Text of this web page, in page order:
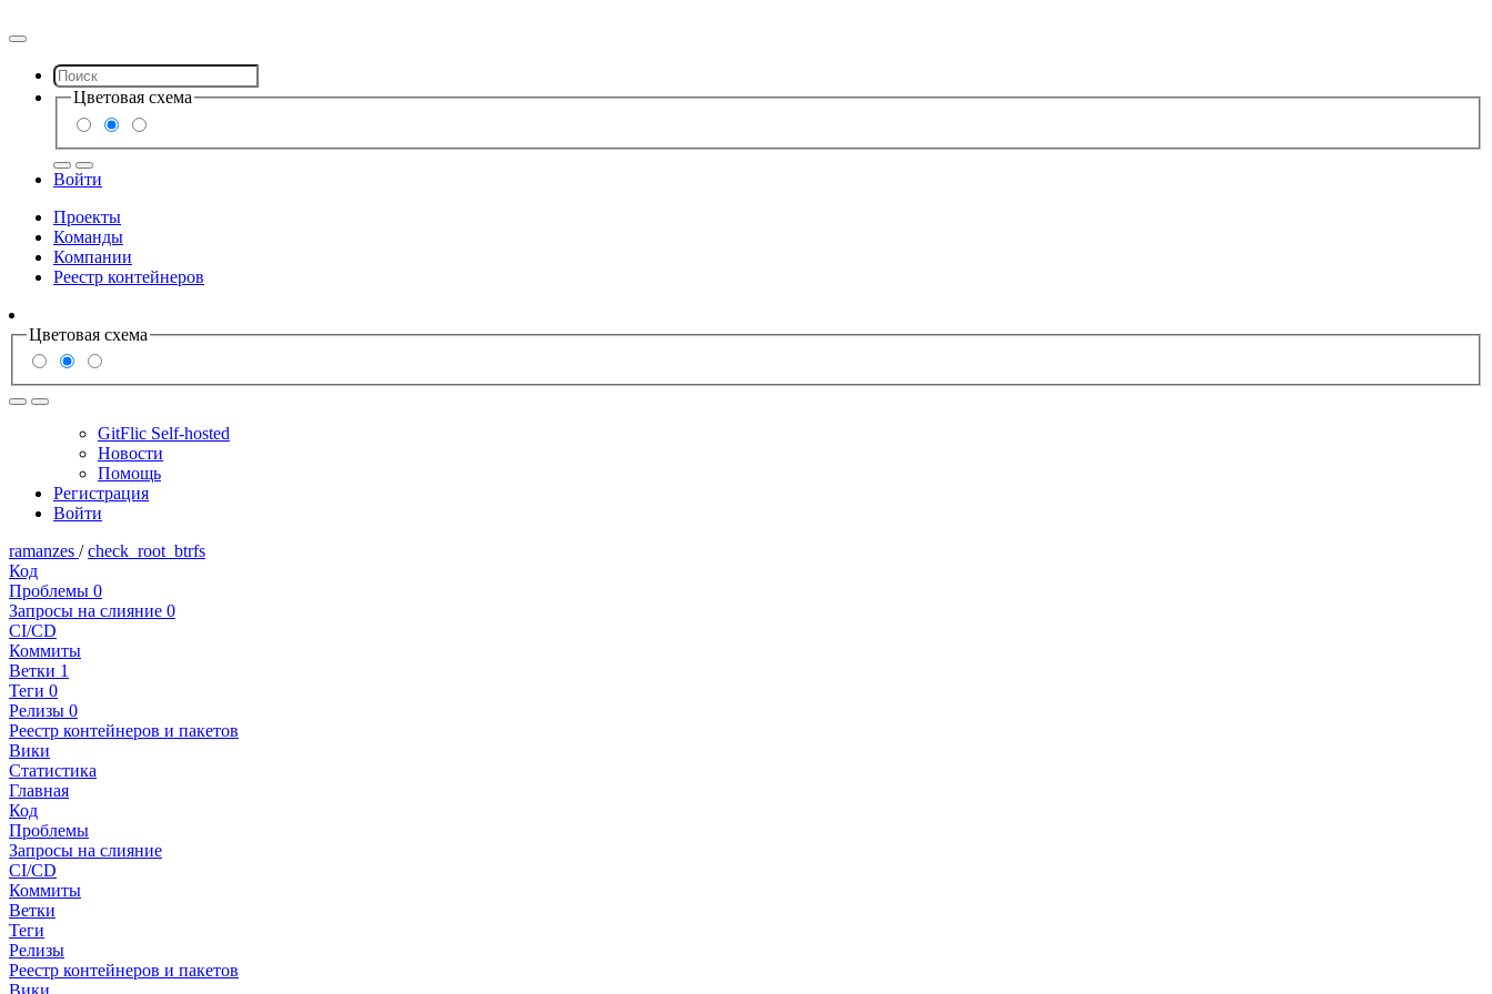
Цветовая схема
Войти
Проекты
Команды
Компании
Реестр контейнеров
Цветовая схема
GitFlic Self-hosted
Новости
Помощь
Регистрация
Войти
ramanzes / check_root_btrfs
Код
Проблемы 0
Запросы на слияние 0
CI/CD
Коммиты
Ветки 1
Теги 0
Релизы 0
Реестр контейнеров и пакетов
Вики
Статистика
Главная
Код
Проблемы
Запросы на слияние
CI/CD
Коммиты
Ветки
Теги
Релизы
Реестр контейнеров и пакетов